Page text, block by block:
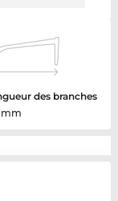
des branches
mm